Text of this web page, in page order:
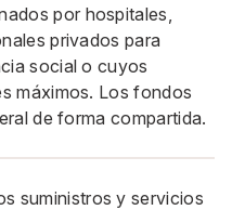
por hospitales,
privados para
social o cuyos
máximos. Los fondos
de forma compartida.
suministros y servicios